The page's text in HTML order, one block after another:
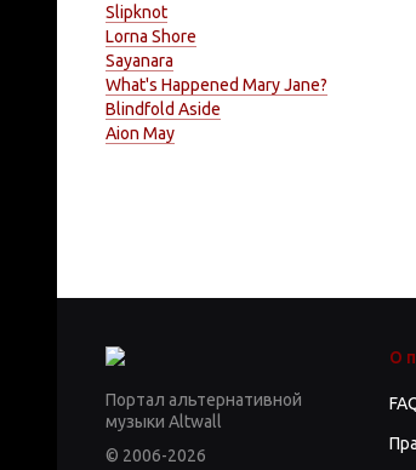
Slipknot
Lorna Shore
Sayanara
What's Happened Mary Jane?
Blindfold Aside
Aion May
Портал альтернативной
музыки Altwall
© 2006-2026
О